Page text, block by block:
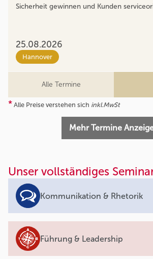
Sicherheit gewinnen und Kunden
25.08.2026
Hannover
Alle Termine
* Alle Preise verstehen sich inkl.MwSt
Mehr Termine
Unser vollständiges
Kommunikation & Rhetorik
Führung & Leadership